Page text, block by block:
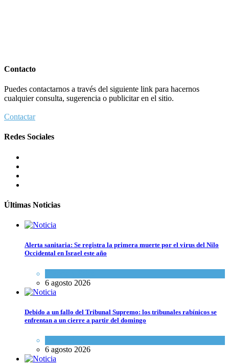
Contacto
Puedes contactarnos a través del siguiente link para hacernos
cualquier consulta, sugerencia o publicitar en el sitio.
Contactar
Redes Sociales
Últimas Noticias
Alerta sanitaria: Se registra la primera muerte por el virus del Nilo
Occidental en Israel este año
6 agosto 2026
Debido a un fallo del Tribunal Supremo: los tribunales rabínicos se
enfrentan a un cierre a partir del domingo
6 agosto 2026